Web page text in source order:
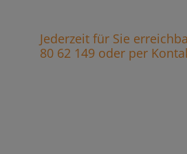
Jederzeit für Sie
80 62 149 oder per